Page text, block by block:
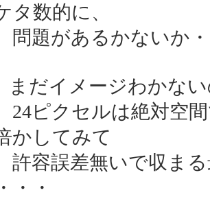
タ数的に、
題があるかないか・
だイメージわかない
ピクセルは絶対空間
かしてみて
容誤差無いで収まる
・・